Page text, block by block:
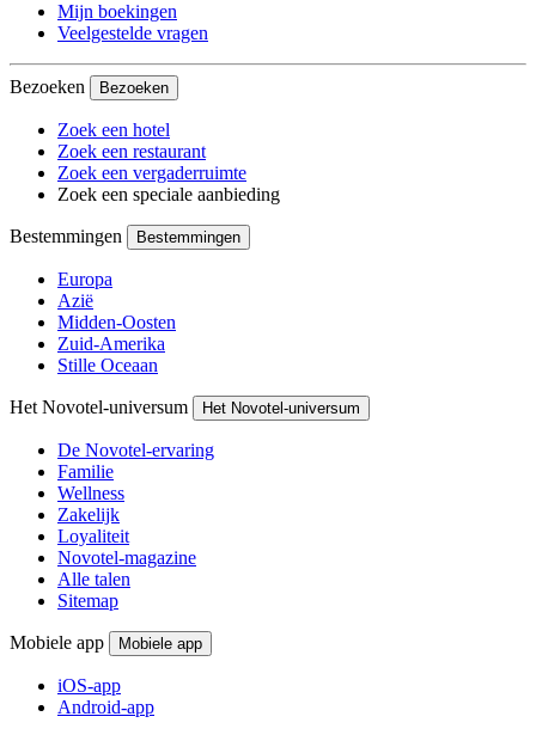
Mijn boekingen
Veelgestelde vragen
Bezoeken Bezoeken
Zoek een hotel
Zoek een restaurant
Zoek een vergaderruimte
Zoek een speciale aanbieding
Bestemmingen Bestemmingen
Europa
Azië
Midden-Oosten
Zuid-Amerika
Stille Oceaan
Het Novotel-universum Het Novotel-universum
De Novotel-ervaring
Familie
Wellness
Zakelijk
Loyaliteit
Novotel-magazine
Alle talen
Sitemap
Mobiele app Mobiele app
iOS-app
Android-app